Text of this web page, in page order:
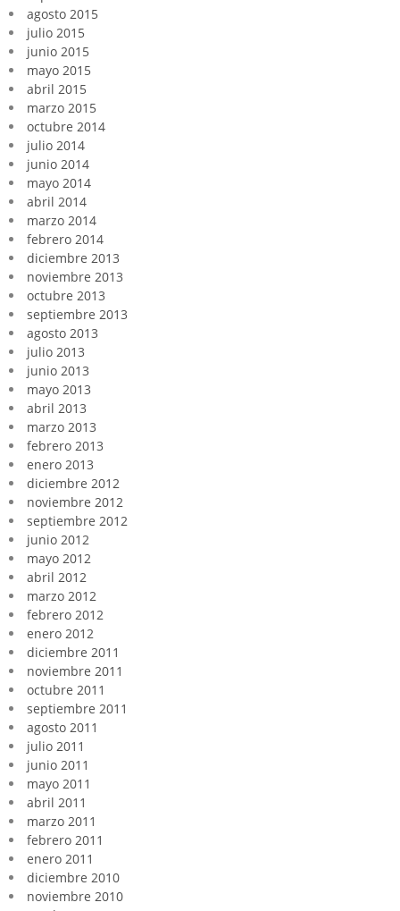
agosto 2015
julio 2015
junio 2015
mayo 2015
abril 2015
marzo 2015
octubre 2014
julio 2014
junio 2014
mayo 2014
abril 2014
marzo 2014
febrero 2014
diciembre 2013
noviembre 2013
octubre 2013
septiembre 2013
agosto 2013
julio 2013
junio 2013
mayo 2013
abril 2013
marzo 2013
febrero 2013
enero 2013
diciembre 2012
noviembre 2012
septiembre 2012
junio 2012
mayo 2012
abril 2012
marzo 2012
febrero 2012
enero 2012
diciembre 2011
noviembre 2011
octubre 2011
septiembre 2011
agosto 2011
julio 2011
junio 2011
mayo 2011
abril 2011
marzo 2011
febrero 2011
enero 2011
diciembre 2010
noviembre 2010